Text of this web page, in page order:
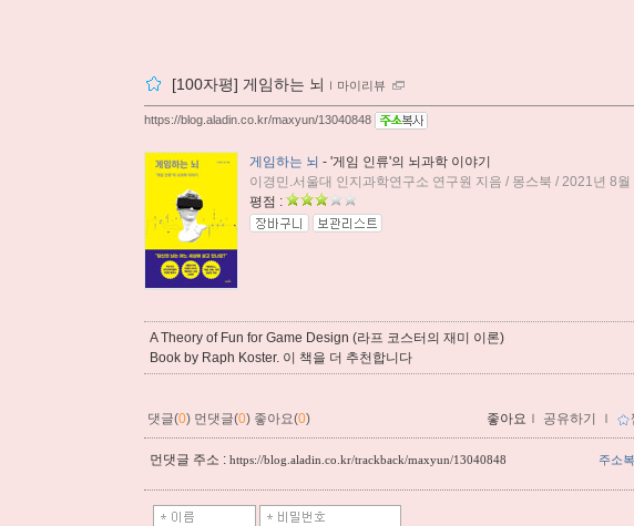
[100자평] 게임하는 뇌 ｌ 마이리뷰
https://blog.aladin.co.kr/maxyun/13040848
게임하는 뇌 - '게임 인류'의 뇌과학 이야기
이경민.서울대 인지과학연구소 연구원 지음 / 몽스북 / 2021년 8월
평점 :
A Theory of Fun for Game Design (라프 코스터의 재미 이론)
Book by Raph Koster. 이 책을 더 추천합니다
댓글(0) 먼댓글(0) 좋아요(0) 좋아요 ｌ 공유하기 ｌ
먼댓글 주소 : https://blog.aladin.co.kr/trackback/maxyun/13040848 주소